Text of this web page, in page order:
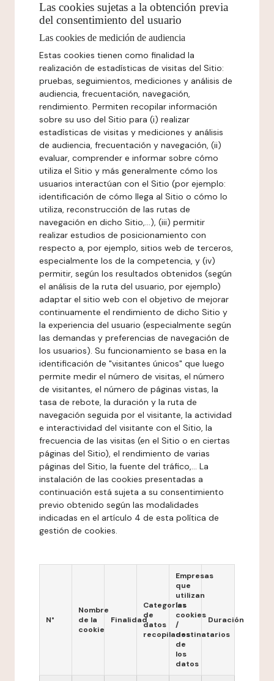
Las cookies sujetas a la obtención previa
del consentimiento del usuario
Las cookies de medición de audiencia
Estas cookies tienen como finalidad la
realización de estadísticas de visitas del Sitio:
pruebas, seguimientos, mediciones y análisis de
audiencia, frecuentación, navegación,
rendimiento. Permiten recopilar información
sobre su uso del Sitio para (i) realizar
estadísticas de visitas y mediciones y análisis
de audiencia, frecuentación y navegación, (ii)
evaluar, comprender e informar sobre cómo
utiliza el Sitio y más generalmente cómo los
usuarios interactúan con el Sitio (por ejemplo:
identificación de cómo llega al Sitio o cómo lo
utiliza, reconstrucción de las rutas de
navegación en dicho Sitio,...), (iii) permitir
realizar estudios de posicionamiento con
respecto a, por ejemplo, sitios web de terceros,
especialmente los de la competencia, y (iv)
permitir, según los resultados obtenidos (según
el análisis de la ruta del usuario, por ejemplo)
adaptar el sitio web con el objetivo de mejorar
continuamente el rendimiento de dicho Sitio y
la experiencia del usuario (especialmente según
las demandas y preferencias de navegación de
los usuarios). Su funcionamiento se basa en la
identificación de "visitantes únicos" que luego
permite medir el número de visitas, el número
de visitantes, el número de páginas vistas, la
tasa de rebote, la duración y la ruta de
navegación seguida por el visitante, la actividad
e interactividad del visitante con el Sitio, la
frecuencia de las visitas (en el Sitio o en ciertas
páginas del Sitio), el rendimiento de varias
páginas del Sitio, la fuente del tráfico,... La
instalación de las cookies presentadas a
continuación está sujeta a su consentimiento
previo obtenido según las modalidades
indicadas en el artículo 4 de esta política de
gestión de cookies.
N°
Nombre
de la
cookie
Finalidad
Categorías
de
datos
recopilados
Empresas
que
utilizan
las
cookies
/
destinatarios
de
los
datos
Duración